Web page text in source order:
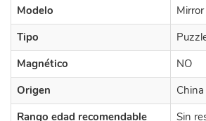
Modelo
Tipo
Magnético
NO
Origen
China
Rango edad recomendable
Sin